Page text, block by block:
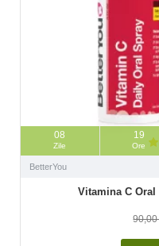
08
Zile
19
Ore
BetterYou
Vitamina C Oral